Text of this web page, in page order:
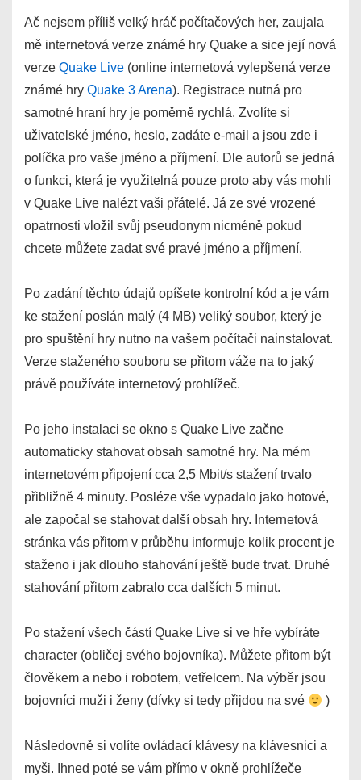
Ač nejsem příliš velký hráč počítačových her, zaujala
mě internetová verze známé hry Quake a sice její nová
verze Quake Live (online internetová vylepšená verze
známé hry Quake 3 Arena). Registrace nutná pro
samotné hraní hry je poměrně rychlá. Zvolíte si
uživatelské jméno, heslo, zadáte e-mail a jsou zde i
políčka pro vaše jméno a příjmení. Dle autorů se jedná
o funkci, která je využitelná pouze proto aby vás mohli
v Quake Live nalézt vaši přátelé. Já ze své vrozené
opatrnosti vložil svůj pseudonym nicméně pokud
chcete můžete zadat své pravé jméno a příjmení.
Po zadání těchto údajů opíšete kontrolní kód a je vám
ke stažení poslán malý (4 MB) veliký soubor, který je
pro spuštění hry nutno na vašem počítači nainstalovat.
Verze staženého souboru se přitom váže na to jaký
právě používáte internetový prohlížeč.
Po jeho instalaci se okno s Quake Live začne
automaticky stahovat obsah samotné hry. Na mém
internetovém připojení cca 2,5 Mbit/s stažení trvalo
přibližně 4 minuty. Posléze vše vypadalo jako hotové,
ale započal se stahovat další obsah hry. Internetová
stránka vás přitom v průběhu informuje kolik procent je
staženo i jak dlouho stahování ještě bude trvat. Druhé
stahování přitom zabralo cca dalších 5 minut.
Po stažení všech částí Quake Live si ve hře vybíráte
character (obličej svého bojovníka). Můžete přitom být
člověkem a nebo i robotem, vetřelcem. Na výběr jsou
bojovníci muži i ženy (dívky si tedy přijdou na své
)
Následovně si volíte ovládací klávesy na klávesnici a
myši. Ihned poté se vám přímo v okně prohlížeče